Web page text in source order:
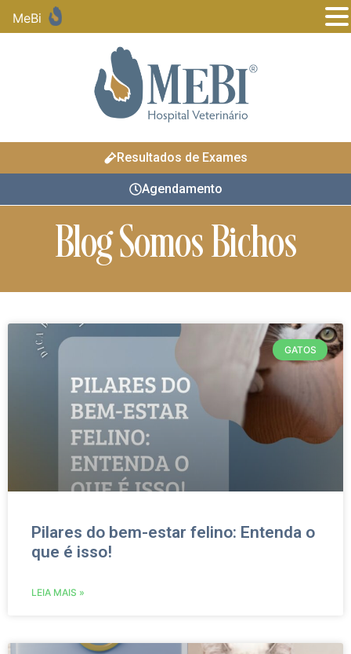
Resultados de Exames
Agendamento
Blog Somos Bichos
GATOS
Pilares do bem-estar felino: Entenda o
que é isso!
LEIA MAIS »
MeBi